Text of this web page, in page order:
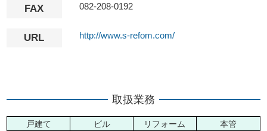
FAX 082-208-0192
URL http://www.s-refom.com/
取扱業務
戸建て
ビル
リフォーム
本管